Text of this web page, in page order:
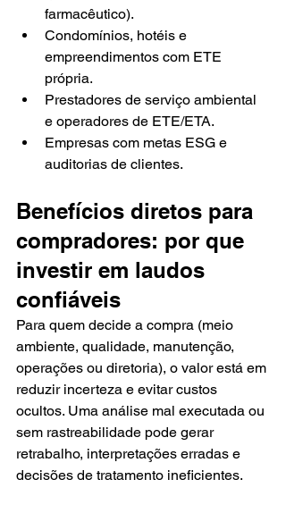
farmacêutico).
Condomínios, hotéis e
empreendimentos com ETE
própria.
Prestadores de serviço ambiental
e operadores de ETE/ETA.
Empresas com metas ESG e
auditorias de clientes.
Benefícios diretos para
compradores: por que
investir em laudos
confiáveis
Para quem decide a compra (meio
ambiente, qualidade, manutenção,
operações ou diretoria), o valor está em
reduzir incerteza e evitar custos
ocultos. Uma análise mal executada ou
sem rastreabilidade pode gerar
retrabalho, interpretações erradas e
decisões de tratamento ineficientes.